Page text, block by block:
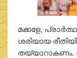
മക്കളേ,
ശരിയായ
തയ്യാറാകണം.